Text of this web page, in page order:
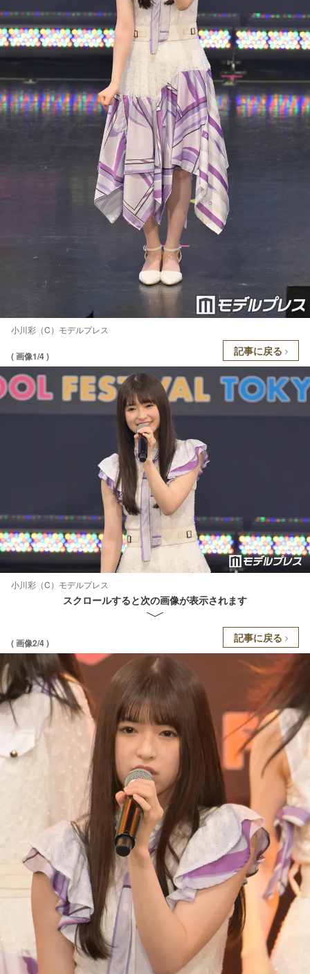
小川彩（C）モデルプレス
( 画像1/4 ) 記事に戻る
小川彩（C）モデルプレス
スクロールすると次の画像が表示されます
( 画像2/4 ) 記事に戻る